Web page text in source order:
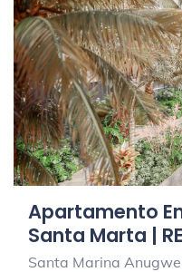
Apartamento
Santa Marta |
Santa Marina